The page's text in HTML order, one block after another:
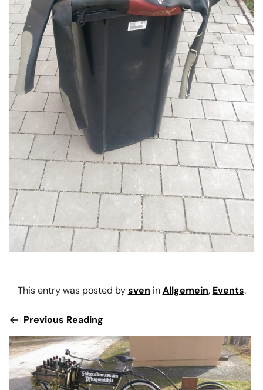
This entry was posted bysven inAllgemein, Events.
Previous Reading